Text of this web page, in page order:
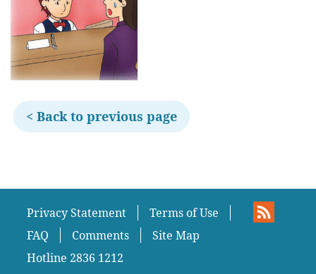
< Back to previous page
Privacy Statement
Terms of Use
FAQ
Comments
Site Map
Hotline 2836 1212